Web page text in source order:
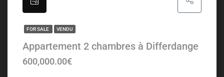
FOR SALE VENDU
Appartement 2 chambres à Differdange
600,000.00€